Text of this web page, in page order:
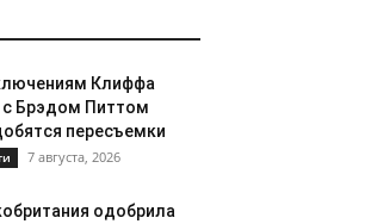
Клиффа
с Брэдом Питтом
пересъемки
7 августа, 2026
одобрила